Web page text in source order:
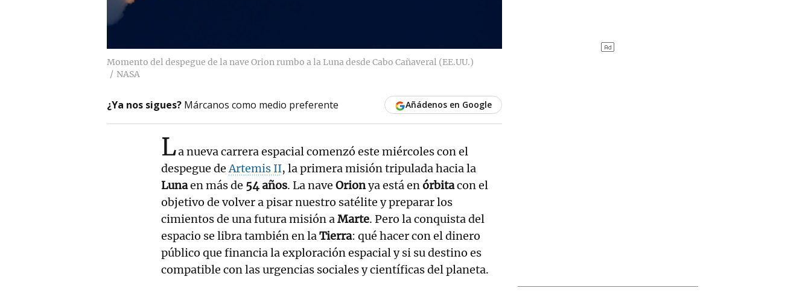
Momento del despegue de la nave Orion rumbo a la Luna desde Cabo Cañaveral (EE.UU.)
NASA
¿Ya nos sigues? Márcanos como medio preferente Añádenos en Google
La nueva carrera espacial comenzó este miércoles con el
despegue deArtemis II, la primera misión tripulada hacia la
Lunaen más de 54 años. La nave Orionya está enórbitacon el
objetivo de volver a pisar nuestro satélite y preparar los
cimientos de una futura misión aMarte. Pero la conquista del
espacio se libra también en laTierra: qué hacer con el dinero
público que financia la exploración espacial y si su destino es
compatible con las urgencias sociales y científicas del planeta.